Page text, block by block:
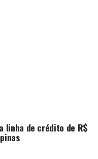
linha de crédito de R$